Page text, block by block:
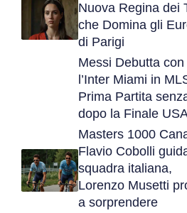
Nuova Regina dei
che Domina gli
di Parigi
Messi Debutta con
l’Inter Miami in
Prima Partita
dopo la Finale
Masters 1000
Flavio Cobolli
squadra italiana,
Lorenzo Musetti
a sorprendere